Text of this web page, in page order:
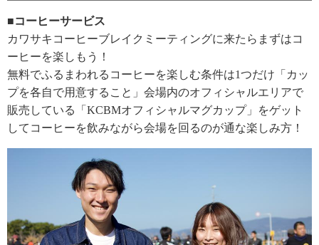
■コーヒーサービス
カワサキコーヒーブレイクミーティングに来たらまずはコ
ーヒーを楽しもう！
無料でふるまわれるコーヒーを楽しむ条件は1つだけ「カッ
プを各自で用意すること」会場内のオフィシャルエリアで
販売している「KCBMオフィシャルマグカップ」をゲット
してコーヒーを飲みながら会場を回るのが通な楽しみ方！